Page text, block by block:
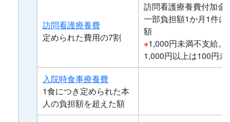
訪問看護療養費
定められた費用の7割
訪問看護療養費付加金
一部負担額1か月1件
額
※1,000円未満不支給。
1,000円以上は100円
入院時食事療養費
1食につき定められた本
人の負担額を超えた額